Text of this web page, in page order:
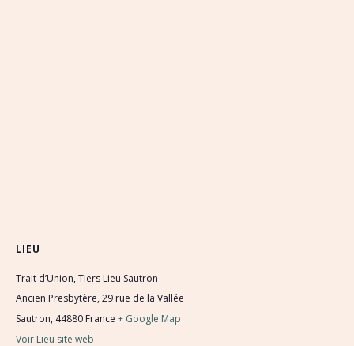
LIEU
Trait d’Union, Tiers Lieu Sautron
Ancien Presbytère, 29 rue de la Vallée
Sautron, 44880 France + Google Map
Voir Lieu site web